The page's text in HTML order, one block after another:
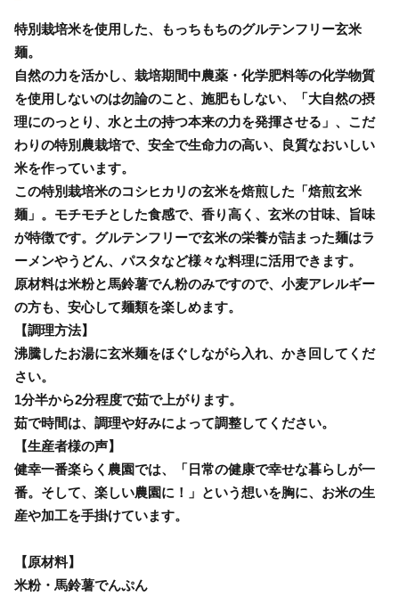
特別栽培米を使用した、もっちもちのグルテンフリー玄米
麺。
自然の力を活かし、栽培期間中農薬・化学肥料等の化学物質
を使用しないのは勿論のこと、施肥もしない、「大自然の摂
理にのっとり、水と土の持つ本来の力を発揮させる」、こだ
わりの特別農栽培で、安全で生命力の高い、良質なおいしい
米を作っています。
この特別栽培米のコシヒカリの玄米を焙煎した「焙煎玄米
麺」。モチモチとした食感で、香り高く、玄米の甘味、旨味
が特徴です。グルテンフリーで玄米の栄養が詰まった麺はラ
ーメンやうどん、パスタなど様々な料理に活用できます。
原材料は米粉と馬鈴薯でん粉のみですので、小麦アレルギー
の方も、安心して麺類を楽しめます。
【調理方法】
沸騰したお湯に玄米麺をほぐしながら入れ、かき回してくだ
さい。
1分半から2分程度で茹で上がります。
茹で時間は、調理や好みによって調整してください。
【生産者様の声】
健幸一番楽らく農園では、「日常の健康で幸せな暮らしが一
番。そして、楽しい農園に！」という想いを胸に、お米の生
産や加工を手掛けています。
【原材料】
米粉・馬鈴薯でんぷん